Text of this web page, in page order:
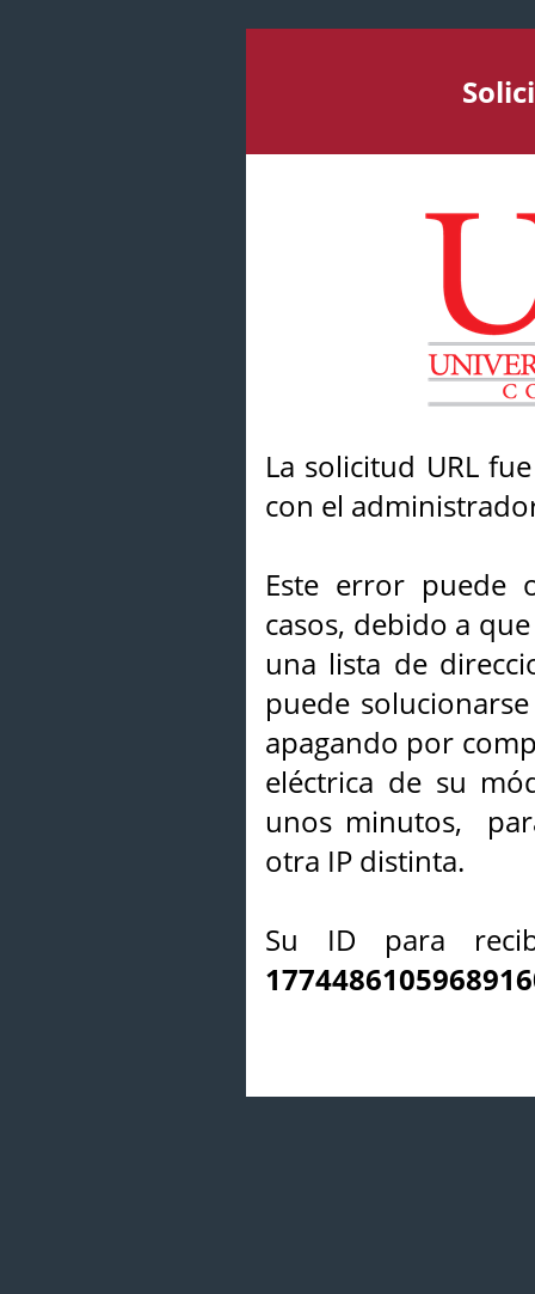
La solicitud URL
con el
Este error puede
casos, debido a
una lista de
puede
apagando por
eléctrica de su
unos minutos,
otra IP distinta.
Su ID para